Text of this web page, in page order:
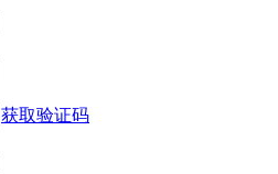
获取验证码